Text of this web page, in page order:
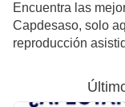
Encuentra las
Capdesaso, solo
reproducción